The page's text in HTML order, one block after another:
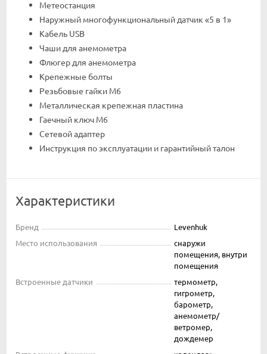
Метеостанция
Наружный многофункциональный датчик «5 в 1»
Кабель USB
Чаши для анемометра
Флюгер для анемометра
Крепежные болты
Резьбовые гайки M6
Металлическая крепежная пластина
Гаечный ключ M6
Сетевой адаптер
Инструкция по эксплуатации и гарантийный талон
Характеристики
Бренд
Levenhuk
Место использования
снаружи
помещения, внутри
помещения
Встроенные датчики
термометр,
гигрометр,
барометр,
анемометр/
ветромер,
дождемер